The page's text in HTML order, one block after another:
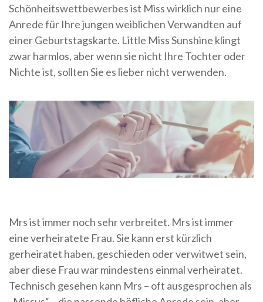
Schönheitswettbewerbes ist Miss wirklich nur eine
Anrede für Ihre jungen weiblichen Verwandten auf
einer Geburtstagskarte. Little Miss Sunshine klingt
zwar harmlos, aber wenn sie nicht Ihre Tochter oder
Nichte ist, sollten Sie es lieber nicht verwenden.
Mrs ist immer noch sehr verbreitet. Mrs ist immer
eine verheiratete Frau. Sie kann erst kürzlich
gerheiratet haben, geschieden oder verwitwet sein,
aber diese Frau war mindestens einmal verheiratet.
Technisch gesehen kann Mrs – oft ausgesprochen als